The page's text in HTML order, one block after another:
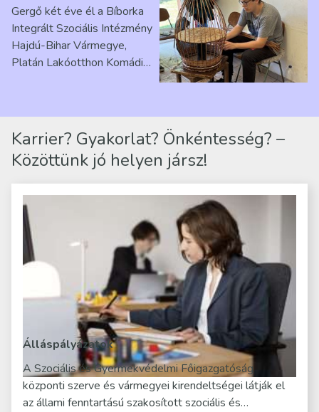
Ribárszky Gergő ellátottal
Gergő két éve él a Bíborka
Integrált Szociális Intézmény
Hajdú-Bihar Vármegye,
Platán Lakóotthon Komádi
Karrier? Gyakorlat? Önkéntesség? –
Közöttünk jó helyen jársz!
Álláspályázatok
A Szociális és Gyermekvédelmi Főigazgatóság
központi szerve és vármegyei kirendeltségei látják el
az állami fenntartású szakosított szociális és…